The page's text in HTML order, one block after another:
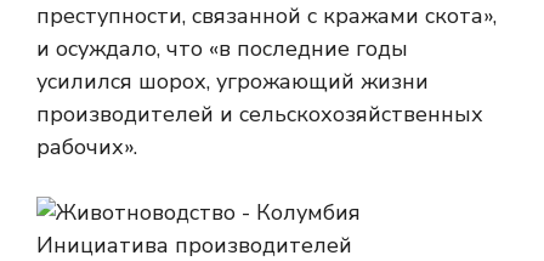
преступности, связанной с кражами скота»,
и осуждало, что «в последние годы
усилился шорох, угрожающий жизни
производителей и сельскохозяйственных
рабочих».
Инициатива производителей